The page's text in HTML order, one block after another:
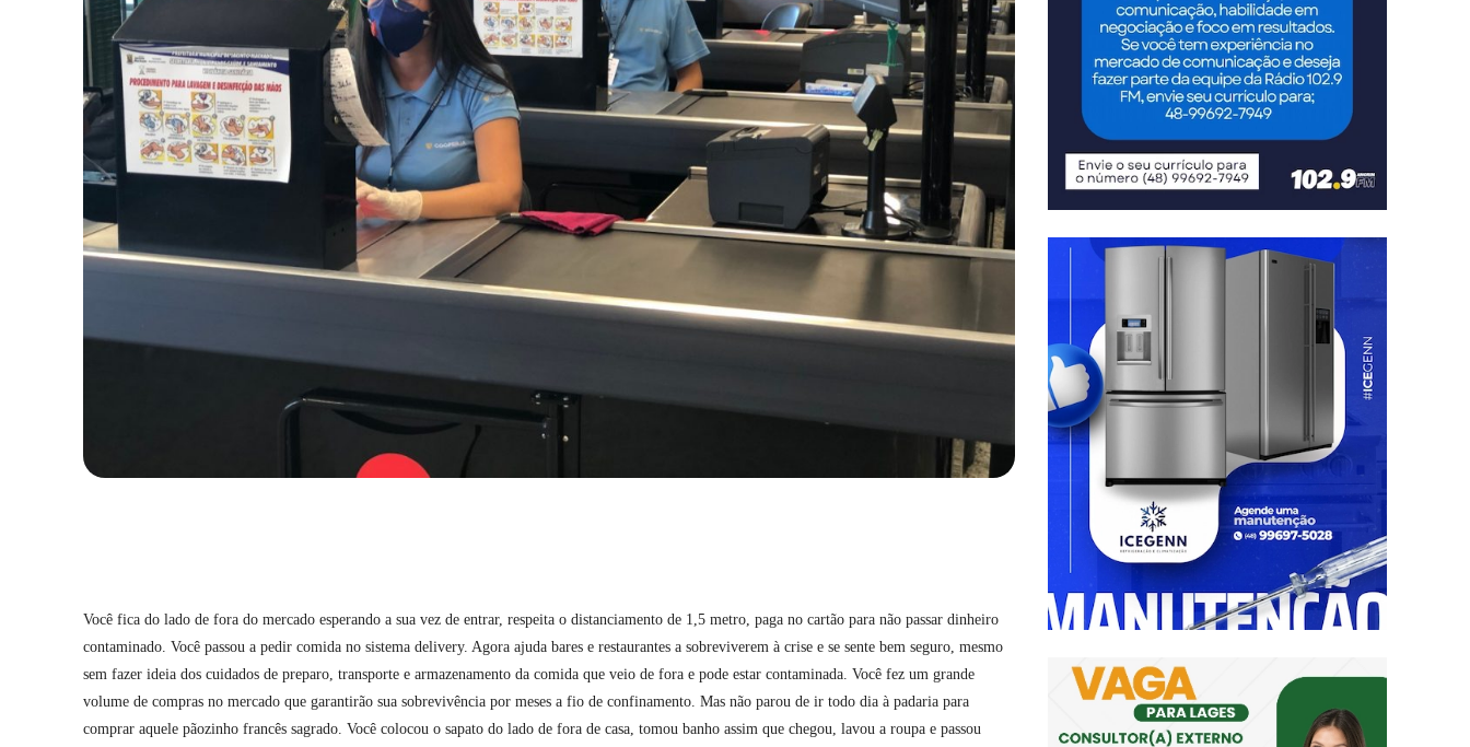
Você fica do lado de fora do mercado esperando a sua vez de entrar, respeita o distanciamento de 1,5 metro, paga no cartão para não passar dinheiro
contaminado. Você passou a pedir comida no sistema delivery. Agora ajuda bares e restaurantes a sobreviverem à crise e se sente bem seguro, mesmo
sem fazer ideia dos cuidados de preparo, transporte e armazenamento da comida que veio de fora e pode estar contaminada. Você fez um grande
volume de compras no mercado que garantirão sua sobrevivência por meses a fio de confinamento. Mas não parou de ir todo dia à padaria para
comprar aquele pãozinho francês sagrado. Você colocou o sapato do lado de fora de casa, tomou banho assim que chegou, lavou a roupa e passou